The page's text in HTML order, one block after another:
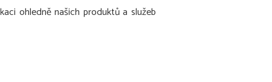
ohledně našich produktů a služeb